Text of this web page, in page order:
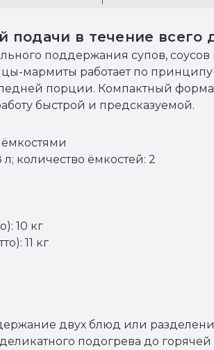
подачи в течение всего
поддержания супов,
мармиты работает по
порции. Компактный
быстрой и предсказуемой.
количество ёмкостей: 2
10 кг
11 кг
двух блюд или
подогрева до